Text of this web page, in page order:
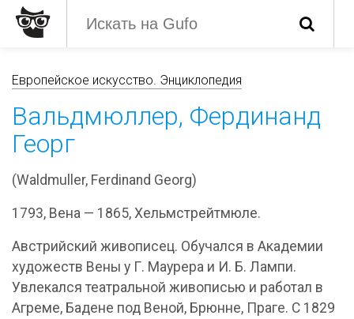
Европейское искусство. Энциклопедия
Вальдмюллер, Фердинанд
Георг
(Waldmuller, Ferdinand Georg)
1793, Вена — 1865, Хельмстрейтмюле.
Австрийский живописец. Обучался в Академии
художеств Вены у Г. Маурера и И. Б. Лампи.
Увлекался театральной живописью и работал в
Агреме, Бадене под Веной, Брюнне, Праге. С 1829